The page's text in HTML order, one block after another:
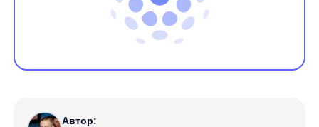
Станислав Вичиновский
и практиках, которые помогают командам лучше понимать рынок.